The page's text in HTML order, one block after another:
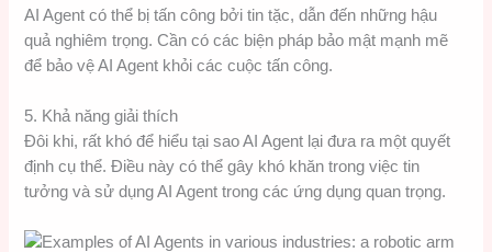
AI Agent có thể bị tấn công bởi tin tặc, dẫn đến những hậu
quả nghiêm trọng. Cần có các biện pháp bảo mật mạnh mẽ
để bảo vệ AI Agent khỏi các cuộc tấn công.
5. Khả năng giải thích
Đôi khi, rất khó để hiểu tại sao AI Agent lại đưa ra một quyết
định cụ thể. Điều này có thể gây khó khăn trong việc tin
tưởng và sử dụng AI Agent trong các ứng dụng quan trọng.